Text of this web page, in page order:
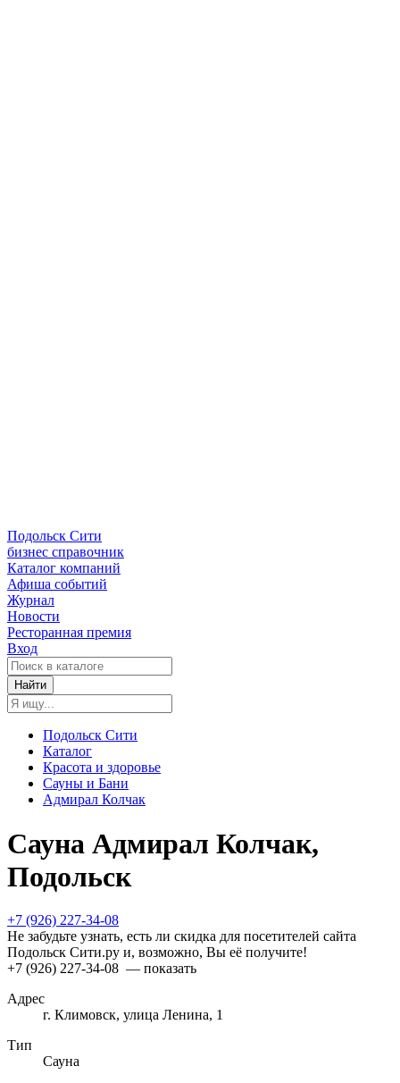
Подольск Сити
бизнес справочник
Каталог компаний
Афиша событий
Журнал
Новости
Ресторанная премия
Вход
Найти
Подольск Сити
Каталог
Красота и здоровье
Сауны и Бани
Адмирал Колчак
Сауна Адмирал Колчак,
Подольск
+7 (926) 227-34-08
Не забудьте узнать, есть ли скидка для посетителей сайта
Подольск Сити.ру и, возможно, Вы её получите!
+7 (926) 227-34-08 — показать
Адрес
г. Климовск, улица Ленина, 1
Тип
Сауна